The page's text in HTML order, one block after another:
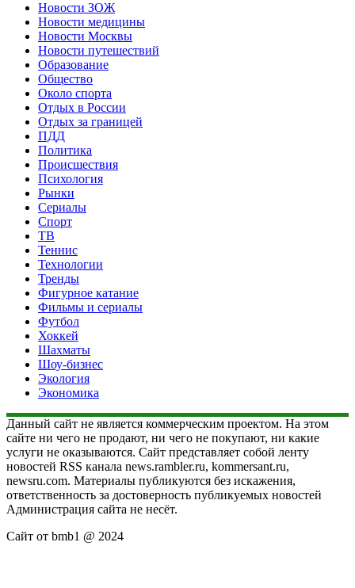
Новости ЗОЖ
Новости медицины
Новости Москвы
Новости путешествий
Образование
Общество
Около спорта
Отдых в России
Отдых за границей
ПДД
Политика
Происшествия
Психология
Рынки
Сериалы
Спорт
ТВ
Теннис
Технологии
Тренды
Фигурное катание
Фильмы и сериалы
Футбол
Хоккей
Шахматы
Шоу-бизнес
Экология
Экономика
Данный сайт не является коммерческим проектом. На этом
сайте ни чего не продают, ни чего не покупают, ни какие
услуги не оказываются. Сайт представляет собой ленту
новостей RSS канала news.rambler.ru, kommersant.ru,
newsru.com. Материалы публикуются без искажения,
ответственность за достоверность публикуемых новостей
Администрация сайта не несёт.
Сайт от bmb1 @ 2024